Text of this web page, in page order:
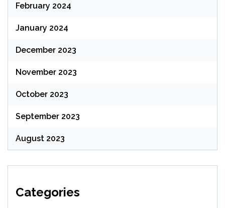
February 2024
January 2024
December 2023
November 2023
October 2023
September 2023
August 2023
Categories